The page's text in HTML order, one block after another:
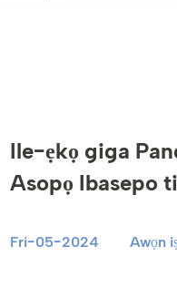
Ile-ẹkọ giga
Asopọ Ibasepo
Fri-05-2024 Awọn